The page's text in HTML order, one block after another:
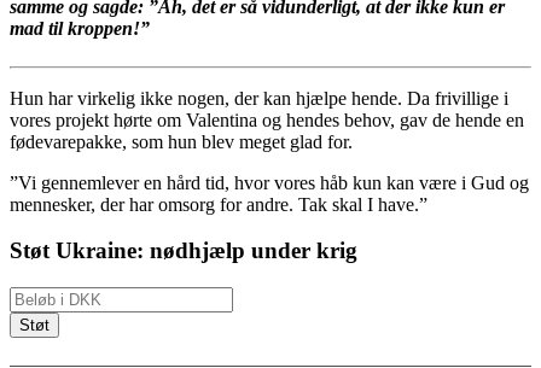
samme og sagde: ”Åh, det er så vidunderligt, at der ikke kun er
mad til kroppen!”
Hun har virkelig ikke nogen, der kan hjælpe hende. Da frivillige i
vores projekt hørte om Valentina og hendes behov, gav de hende en
fødevarepakke, som hun blev meget glad for.
”Vi gennemlever en hård tid, hvor vores håb kun kan være i Gud og
mennesker, der har omsorg for andre. Tak skal I have.”
Støt Ukraine: nødhjælp under krig